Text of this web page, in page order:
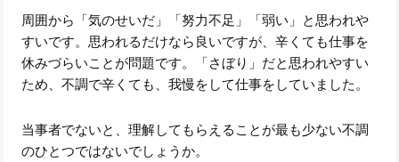
周囲から「気のせいだ」「努力不足」「弱い」と思われや
すいです。思われるだけなら良いですが、辛くても仕事を
休みづらいことが問題です。「さぼり」だと思われやすい
ため、不調で辛くても、我慢をして仕事をしていました。
当事者でないと、理解してもらえることが最も少ない不調
のひとつではないでしょうか。